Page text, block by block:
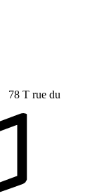
78 T rue du